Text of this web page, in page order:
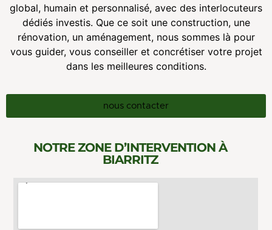
global, humain et personnalisé, avec des interlocuteurs
dédiés investis. Que ce soit une construction, une
rénovation, un aménagement, nous sommes là pour
vous guider, vous conseiller et concrétiser votre projet
dans les meilleures conditions.
nous contacter
NOTRE ZONE D’INTERVENTION À
BIARRITZ